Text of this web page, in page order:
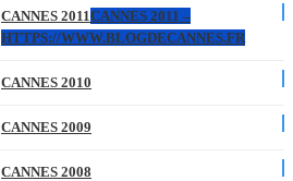
CANNES 2011CANNES 2011 –
HTTPS://WWW.BLOGDECANNES.FR
CANNES 2010
CANNES 2009
CANNES 2008